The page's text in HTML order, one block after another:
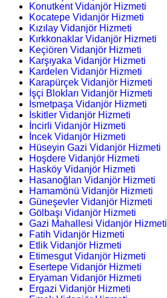
Konutkent Vidanjör Hizmeti
Kocatepe Vidanjör Hizmeti
Kızılay Vidanjör Hizmeti
Kırkkonaklar Vidanjör Hizmeti
Keçiören Vidanjör Hizmeti
Karşıyaka Vidanjör Hizmeti
Kardelen Vidanjör Hizmeti
Karapürçek Vidanjör Hizmeti
İşçi Blokları Vidanjör Hizmeti
İsmetpaşa Vidanjör Hizmeti
İskitler Vidanjör Hizmeti
İncirli Vidanjör Hizmeti
İncek Vidanjör Hizmeti
Hüseyin Gazi Vidanjör Hizmeti
Hoşdere Vidanjör Hizmeti
Hasköy Vidanjör Hizmeti
Hasanoğlan Vidanjör Hizmeti
Hamamönü Vidanjör Hizmeti
Güneşevler Vidanjör Hizmeti
Gölbaşı Vidanjör Hizmeti
Gazi Mahallesi Vidanjör Hizmeti
Fatih Vidanjör Hizmeti
Etlik Vidanjör Hizmeti
Etimesgut Vidanjör Hizmeti
Esertepe Vidanjör Hizmeti
Eryaman Vidanjör Hizmeti
Ergazi Vidanjör Hizmeti